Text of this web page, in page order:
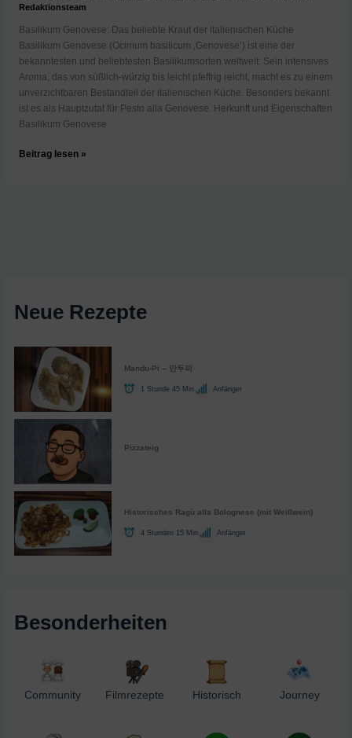
Redaktionsteam
Basilikum Genovese: Das beliebte Kraut der italienischen Küche
Basilikum Genovese (Ocimum basilicum ‚Genovese‘) ist eine der
bekanntesten und beliebtesten Basilikumsorten weltweit. Sein intensives
Aroma, das von süßlich-würzig bis leicht pfeffrig reicht, macht es zu einem
unverzichtbaren Bestandteil der italienischen Küche. Besonders bekannt
ist es als Hauptzutat für Pesto alla Genovese. Herkunft und Eigenschaften
Basilikum Genovese
Was
Beitrag lesen »
Neue Rezepte
Mandu-Pi – 만두피
1 Stunde 45 Min. Anfänger
Pizzateig
Historisches Ragù alla Bolognese (mit Weißwein)
4 Stunden 15 Min. Anfänger
Besonderheiten
Community Filmrezepte Historisch Journey